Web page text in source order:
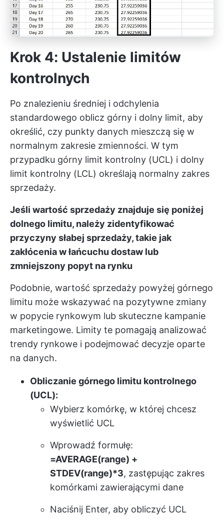
Krok 4: Ustalenie limitów
kontrolnych
Po znalezieniu średniej i odchylenia
standardowego oblicz górny i dolny limit, aby
określić, czy punkty danych mieszczą się w
normalnym zakresie zmienności. W tym
przypadku górny limit kontrolny (UCL) i dolny
limit kontrolny (LCL) określają normalny zakres
sprzedaży.
Jeśli wartość sprzedaży znajduje się poniżej
dolnego limitu, należy zidentyfikować
przyczyny słabej sprzedaży, takie jak
zakłócenia w łańcuchu dostaw lub
zmniejszony popyt na rynku
Podobnie, wartość sprzedaży powyżej górnego
limitu może wskazywać na pozytywne zmiany
w popycie rynkowym lub skuteczne kampanie
marketingowe. Limity te pomagają analizować
trendy rynkowe i podejmować decyzje oparte
na danych.
Obliczanie górnego limitu kontrolnego
(UCL):
Wybierz komórkę, w której chcesz
wyświetlić UCL
Wprowadź formułę:
=AVERAGE(range) +
STDEV(range)*3, zastępując zakres
komórkami zawierającymi dane
Naciśnij Enter, aby obliczyć UCL